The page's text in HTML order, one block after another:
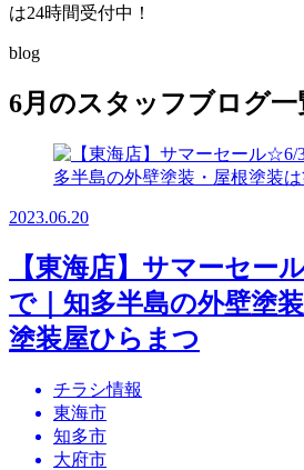
は24時間受付中！
blog
6月のスタッフブログ一
2023.06.20
【東海店】サマーセー
で｜知多半島の外壁塗
塗装屋ひらまつ
チラシ情報
東海市
知多市
大府市